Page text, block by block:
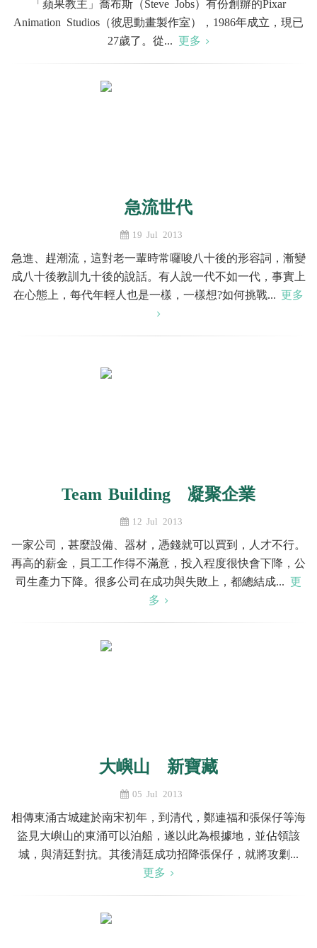
「蘋果教主」喬布斯（Steve Jobs）有份創辦的Pixar
Animation Studios（彼思動畫製作室），1986年成立，現已
27歲了。從... 更多
急流世代
19 Jul 2013
急進、趕潮流，這對老一輩時常囉唆八十後的形容詞，漸變
成八十後教訓九十後的說話。有人說一代不如一代，事實上
在心態上，每代年輕人也是一樣，一樣想?如何挑戰...更多
Team Building 凝聚企業
12 Jul 2013
一家公司，甚麼設備、器材，憑錢就可以買到，人才不行。
再高的薪金，員工工作得不滿意，投入程度很快會下降，公
司生產力下降。很多公司在成功與失敗上，都總結成... 更
多
大嶼山 新寶藏
05 Jul 2013
相傳東涌古城建於南宋初年，到清代，鄭連福和張保仔等海
盜見大嶼山的東涌可以泊船，遂以此為根據地，並佔領該
城，與清廷對抗。其後清廷成功招降張保仔，就將攻剿...
更多